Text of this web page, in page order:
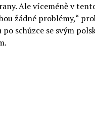
Ale víceméně v
žádné problémy,“
po schůzce se svým